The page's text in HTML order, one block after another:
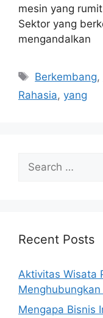
mesin yang
Sektor yang
mengandalkan
Tags
Berkembang,
Rahasia, yang
for:
Recent Posts
Aktivitas Wisata
Mengapa Bisnis